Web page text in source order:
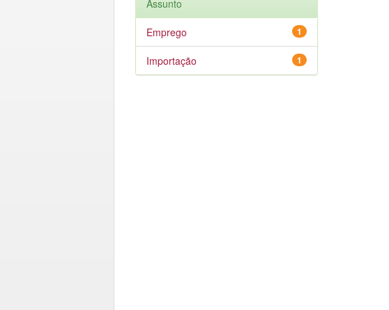
Assunto
1
Emprego
1
Importação